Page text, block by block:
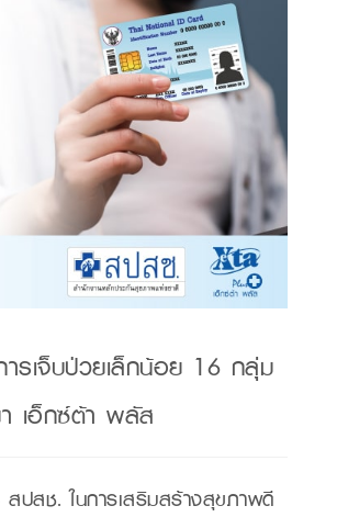
รเจ็บป่วยเล็กน้อย 16 กลุ่ม
า เอ็กซ์ต้า พลัส
ปสช. ในการเสริมสร้างสุขภาพดี